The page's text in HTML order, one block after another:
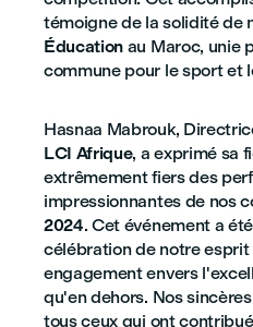
témoigne de la solidité de
Éducation au Maroc, unie
commune pour le sport et
Hasnaa Mabrouk,
LCI Afrique, a exprimé sa
extrêmement fiers des
impressionnantes de nos
2024. Cet événement a
célébration de notre
engagement envers
qu'en dehors. Nos
tous ceux qui ont